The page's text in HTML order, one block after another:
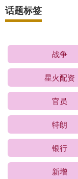
话题标签
战争
星火配资
官员
特朗
银行
新增